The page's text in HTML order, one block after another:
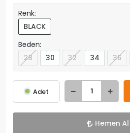
Renk:
BLACK
Beden:
28
30 32 34 36
Adet
Hemen Al